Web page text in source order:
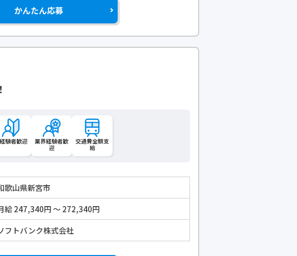
かんたん応募
験者歓迎
業界経験者歓
迎
交通費全額支
給
歌山県新宮市
給 247,340円 〜 272,340円
フトバンク株式会社